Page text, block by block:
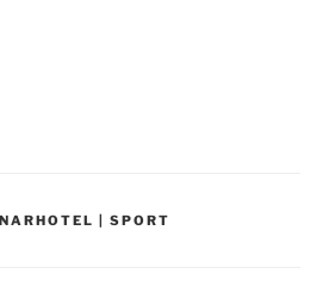
| SPORT